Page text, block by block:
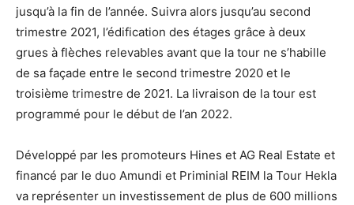
jusqu’à la fin de l’année. Suivra alors jusqu’au second
trimestre 2021, l’édification des étages grâce à deux
grues à flèches relevables avant que la tour ne s’habille
de sa façade entre le second trimestre 2020 et le
troisième trimestre de 2021. La livraison de la tour est
programmé pour le début de l’an 2022.
Développé par les promoteurs Hines et AG Real Estate et
financé par le duo Amundi et Priminial REIM la Tour Hekla
va représenter un investissement de plus de 600 millions